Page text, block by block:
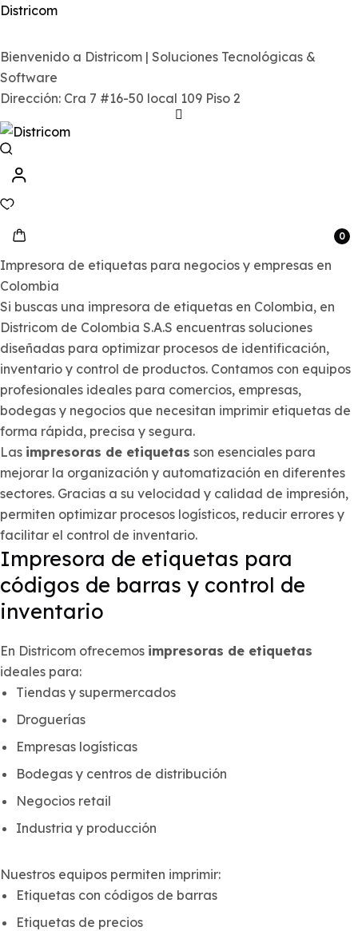
Districom
Bienvenido a Districom | Soluciones Tecnológicas &
Software
Dirección: Cra 7 #16-50 local 109 Piso 2
0
Impresora de etiquetas para negocios y empresas en
Colombia
Si buscas una impresora de etiquetas en Colombia, en
Districom de Colombia S.A.S encuentras soluciones
diseñadas para optimizar procesos de identificación,
inventario y control de productos. Contamos con equipos
profesionales ideales para comercios, empresas,
bodegas y negocios que necesitan imprimir etiquetas de
forma rápida, precisa y segura.
Las impresoras de etiquetas son esenciales para
mejorar la organización y automatización en diferentes
sectores. Gracias a su velocidad y calidad de impresión,
permiten optimizar procesos logísticos, reducir errores y
facilitar el control de inventario.
Impresora de etiquetas para
códigos de barras y control de
inventario
En Districom ofrecemos impresoras de etiquetas
ideales para:
Tiendas y supermercados
Droguerías
Empresas logísticas
Bodegas y centros de distribución
Negocios retail
Industria y producción
Nuestros equipos permiten imprimir:
Etiquetas con códigos de barras
Etiquetas de precios